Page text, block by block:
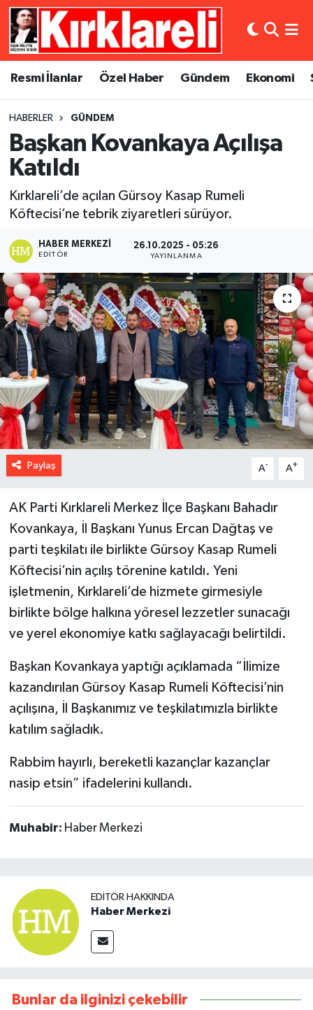
Resmi İlanlar Özel Haber Gündem Ekonomi
HABERLER GÜNDEM
Başkan Kovankaya Açılışa
Katıldı
Kırklareli’de açılan Gürsoy Kasap Rumeli
Köftecisi’ne tebrik ziyaretleri sürüyor.
HABER MERKEZI
EDITÖR
26.10.2025 - 05:26
YAYINLANMA
Paylaş A- A+
AK Parti Kırklareli Merkez İlçe Başkanı Bahadır
Kovankaya, İl Başkanı Yunus Ercan Dağtaş ve
parti teşkilatı ile birlikte Gürsoy Kasap Rumeli
Köftecisi’nin açılış törenine katıldı. Yeni
işletmenin, Kırklareli’de hizmete girmesiyle
birlikte bölge halkına yöresel lezzetler sunacağı
ve yerel ekonomiye katkı sağlayacağı belirtildi.
Başkan Kovankaya yaptığı açıklamada “İlimize
kazandırılan Gürsoy Kasap Rumeli Köftecisi’nin
açılışına, İl Başkanımız ve teşkilatımızla birlikte
katılım sağladık.
Rabbim hayırlı, bereketli kazançlar kazançlar
nasip etsin” ifadelerini kullandı.
Muhabir: Haber Merkezi
EDITÖR HAKKINDA
Haber Merkezi
Bunlar da ilginizi çekebilir
Resmi İlanlar
Gündem
Ekonomi
Siyaset
Asayiş
Dünya
Eğitim
Kültür Sanat
Sağlık
Künye
Gizlilik Sözleşmesi
Merkez Nöbetçi Eczaneler
Merkez Trafik Yoğunluk Haritası
Süper Lig Puan Durumu ve Fikstür
Tüm Manşetler